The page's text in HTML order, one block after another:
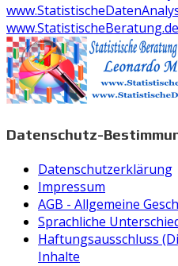
www.StatistischeBeratung.de
Datenschutz-
Datenschutzerklärung
Impressum
AGB - Allgemeine
Sprachliche
Haftungsausschluss
Inhalte